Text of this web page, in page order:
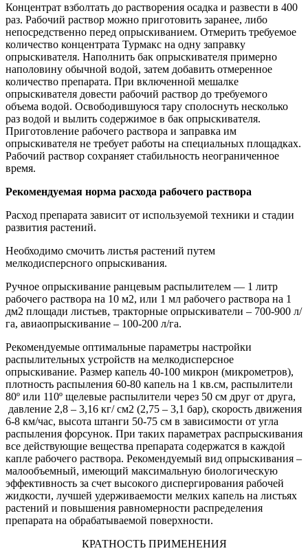
Концентрат взболтать до растворения осадка и развести в 400
раз. Рабочий раствор можно приготовить заранее, либо
непосредственно перед опрыскиванием. Отмерить требуемое
количество концентрата Турмакс на одну заправку
опрыскивателя. Наполнить бак опрыскивателя примерно
наполовину обычной водой, затем добавить отмеренное
количество препарата. При включенной мешалке
опрыскивателя довести рабочий раствор до требуемого
объема водой. Освободившуюся тару сполоснуть несколько
раз водой и вылить содержимое в бак опрыскивателя.
Приготовление рабочего раствора и заправка им
опрыскивателя не требует работы на специальных площадках.
Рабочий раствор сохраняет стабильность неограниченное
время.
Рекомендуемая норма расхода рабочего раствора
Расход препарата зависит от используемой техники и стадии
развития растений.
Необходимо смочить листья растений путем
мелкодисперсного опрыскивания.
Ручное опрыскивание ранцевым распылителем — 1 литр
рабочего раствора на 10 м2, или 1 мл рабочего раствора на 1
дм2 площади листьев, тракторные опрыскиватели – 700-900 л/
га, авиаопрыскивание – 100-200 л/га.
Рекомендуемые оптимальные параметры настройки
распылительных устройств на мелкодисперсное
опрыскивание. Размер капель 40-100 микрон (микрометров),
плотность распыления 60-80 капель на 1 кв.см, распылители
80º или 110º щелевые распылители через 50 см друг от друга,
давление 2,8 – 3,16 кг/ см2 (2,75 – 3,1 бар), скорость движения
6-8 км/час, высота штанги 50-75 см в зависимости от угла
распыления форсунок. При таких параметрах распрыскивания
все действующие вещества препарата содержатся в каждой
капле рабочего раствора. Рекомендуемый вид опрыскивания –
малообъемный, имеющий максимальную биологическую
эффективность за счет высокого диспергирования рабочей
жидкости, лучшей удерживаемости мелких капель на листьях
растений и повышения равномерности распределения
препарата на обрабатываемой поверхности.
КРАТНОСТЬ ПРИМЕНЕНИЯ